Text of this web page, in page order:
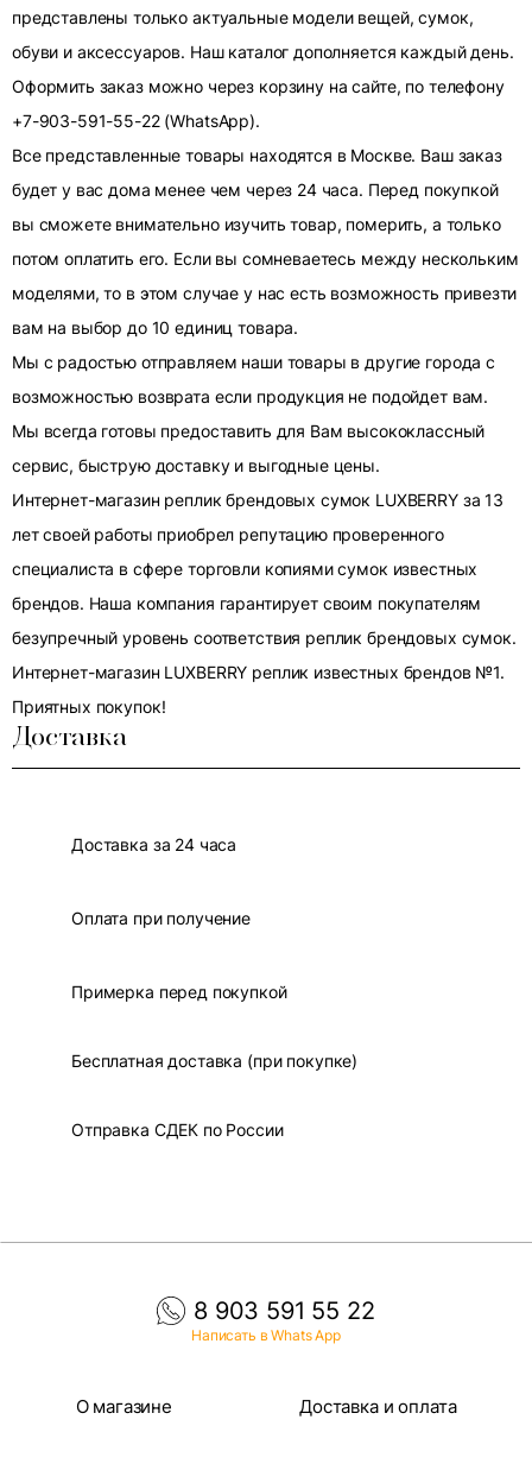
представлены только актуальные модели вещей, сумок,
обуви и аксессуаров. Наш каталог дополняется каждый день.
Оформить заказ можно через корзину на сайте, по телефону
+7-903-591-55-22 (WhatsApp).
Все представленные товары находятся в Москве. Ваш заказ
будет у вас дома менее чем через 24 часа. Перед покупкой
вы сможете внимательно изучить товар, померить, а только
потом оплатить его. Если вы сомневаетесь между нескольким
моделями, то в этом случае у нас есть возможность привезти
вам на выбор до 10 единиц товара.
Мы с радостью отправляем наши товары в другие города с
возможностью возврата если продукция не подойдет вам.
Мы всегда готовы предоставить для Вам высококлассный
сервис, быструю доставку и выгодные цены.
Интернет-магазин реплик брендовых сумок LUXBERRY за 13
лет своей работы приобрел репутацию проверенного
специалиста в сфере торговли копиями сумок известных
брендов. Наша компания гарантирует своим покупателям
безупречный уровень соответствия реплик брендовых сумок.
Интернет-магазин LUXBERRY реплик известных брендов №1.
Приятных покупок!
Доставка
Доставка за 24 часа
Оплата при получение
Примерка перед покупкой
Бесплатная доставка (при покупке)
Отправка СДЕК по России
8 903 591 55 22
Написать в Whats App
О магазине Доставка и оплата